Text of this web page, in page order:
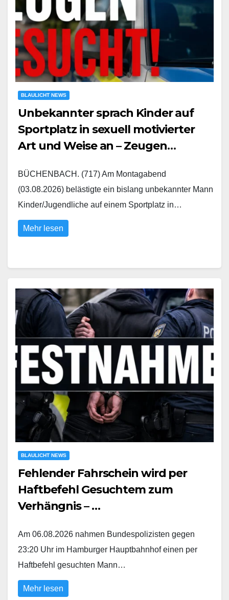
BLAULICHT NEWS
Unbekannter sprach Kinder auf
Sportplatz in sexuell motivierter
Art und Weise an – Zeugen
BÜCHENBACH. (717) Am Montagabend
(03.08.2026) belästigte ein bislang unbekannter Mann
Kinder/Jugendliche auf einem Sportplatz in…
Mehr lesen
BLAULICHT NEWS
Fehlender Fahrschein wird per
Haftbefehl Gesuchtem zum
Verhängnis – …
Am 06.08.2026 nahmen Bundespolizisten gegen
23:20 Uhr im Hamburger Hauptbahnhof einen per
Haftbefehl gesuchten Mann…
Mehr lesen